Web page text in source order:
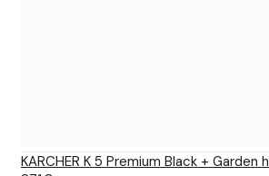
KARCHER K 5 Premium Black + Garden